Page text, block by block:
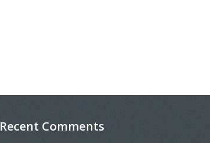
Recent Comments